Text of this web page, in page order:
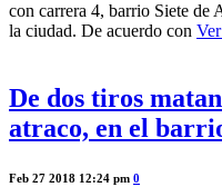
con carrera 4, barrio Siete de
la ciudad. De acuerdo con
De dos tiros
atraco, en el
Feb 27 2018 12:24 pm 0